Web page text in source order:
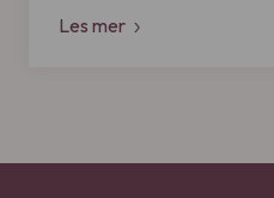
Les mer